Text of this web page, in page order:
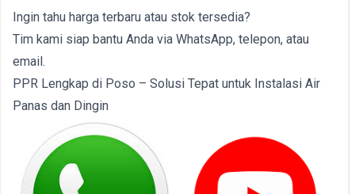
Ingin tahu harga terbaru atau stok tersedia?
Tim kami siap bantu Anda via WhatsApp, telepon, atau
email.
PPR Lengkap di Poso – Solusi Tepat untuk Instalasi Air
Panas dan Dingin